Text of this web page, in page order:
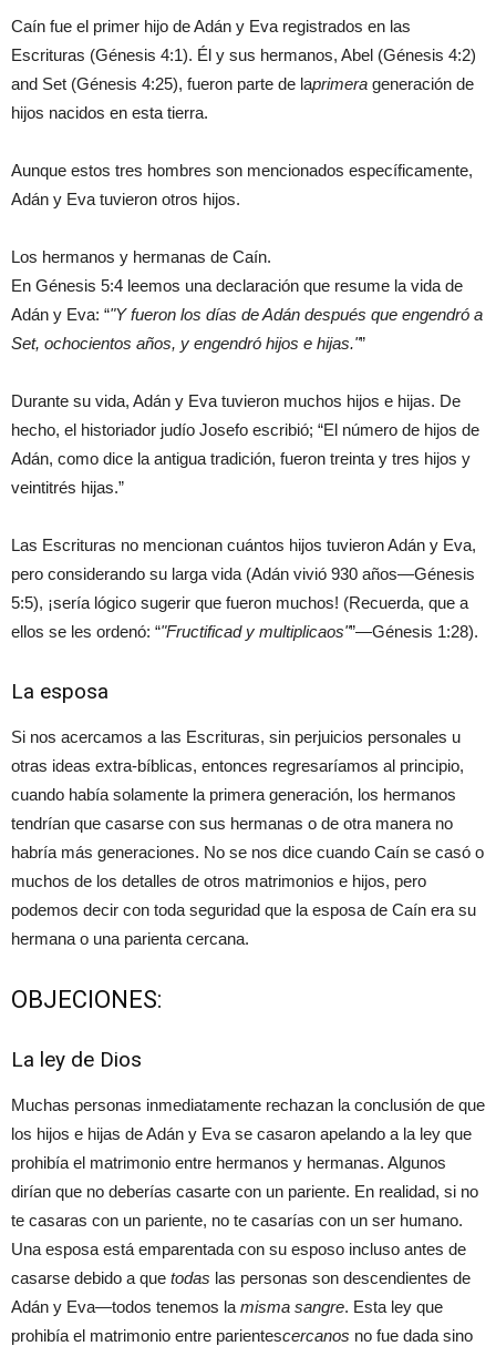
Caín fue el primer hijo de Adán y Eva registrados en las
Escrituras (Génesis 4:1). Él y sus hermanos, Abel (Génesis 4:2)
and Set (Génesis 4:25), fueron parte de laprimera generación de
hijos nacidos en esta tierra.
Aunque estos tres hombres son mencionados específicamente,
Adán y Eva tuvieron otros hijos.
Los hermanos y hermanas de Caín.
En Génesis 5:4 leemos una declaración que resume la vida de
Adán y Eva: “ Y fueron los días de Adán después que engendró a
Set, ochocientos años, y engendró hijos e hijas. ”
Durante su vida, Adán y Eva tuvieron muchos hijos e hijas. De
hecho, el historiador judío Josefo escribió; “El número de hijos de
Adán, como dice la antigua tradición, fueron treinta y tres hijos y
veintitrés hijas.”
Las Escrituras no mencionan cuántos hijos tuvieron Adán y Eva,
pero considerando su larga vida (Adán vivió 930 años—Génesis
5:5), ¡sería lógico sugerir que fueron muchos! (Recuerda, que a
ellos se les ordenó: “ Fructificad y multiplicaos ”—Génesis 1:28).
La esposa
Si nos acercamos a las Escrituras, sin perjuicios personales u
otras ideas extra-bíblicas, entonces regresaríamos al principio,
cuando había solamente la primera generación, los hermanos
tendrían que casarse con sus hermanas o de otra manera no
habría más generaciones. No se nos dice cuando Caín se casó o
muchos de los detalles de otros matrimonios e hijos, pero
podemos decir con toda seguridad que la esposa de Caín era su
hermana o una parienta cercana.
OBJECIONES:
La ley de Dios
Muchas personas inmediatamente rechazan la conclusión de que
los hijos e hijas de Adán y Eva se casaron apelando a la ley que
prohibía el matrimonio entre hermanos y hermanas. Algunos
dirían que no deberías casarte con un pariente. En realidad, si no
te casaras con un pariente, no te casarías con un ser humano.
Una esposa está emparentada con su esposo incluso antes de
casarse debido a que todas las personas son descendientes de
Adán y Eva—todos tenemos la misma sangre. Esta ley que
prohibía el matrimonio entre parientescercanos no fue dada sino